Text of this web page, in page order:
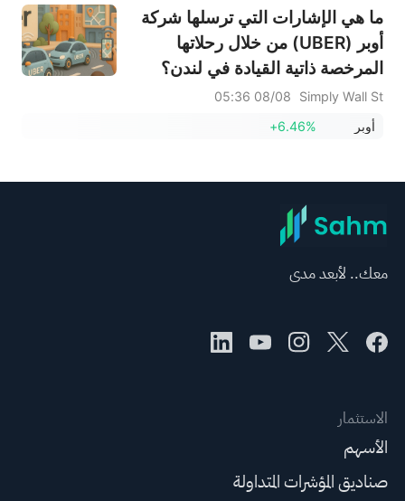
ما هي الإشارات التي ترسلها شركة
أوبر (UBER) من خلال رحلاتها
المرخصة ذاتية القيادة في لندن؟
Simply Wall St
08/08 05:36
أوبر
+6.46%
معك.. لأبعد مدى
الاستثمار
الأسهم
صناديق المؤشرات المتداولة